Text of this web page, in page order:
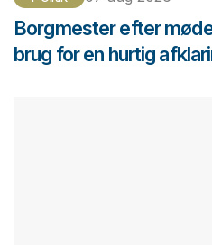
Borgmester efter
brug for en hurtig